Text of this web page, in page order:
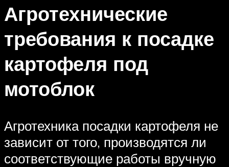
Агротехнические
требования к посадке
картофеля под
мотоблок
Агротехника посадки картофеля не
зависит от того, производятся ли
соответствующие работы вручную